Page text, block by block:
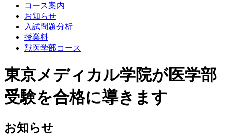
コース案内
お知らせ
入試問題分析
授業料
獣医学部コース
東京メディカル学院が医学部
受験を合格に導きます
お知らせ